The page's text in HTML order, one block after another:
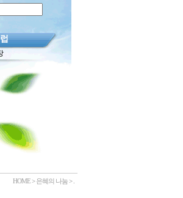
HOME>은혜의 나눔> .